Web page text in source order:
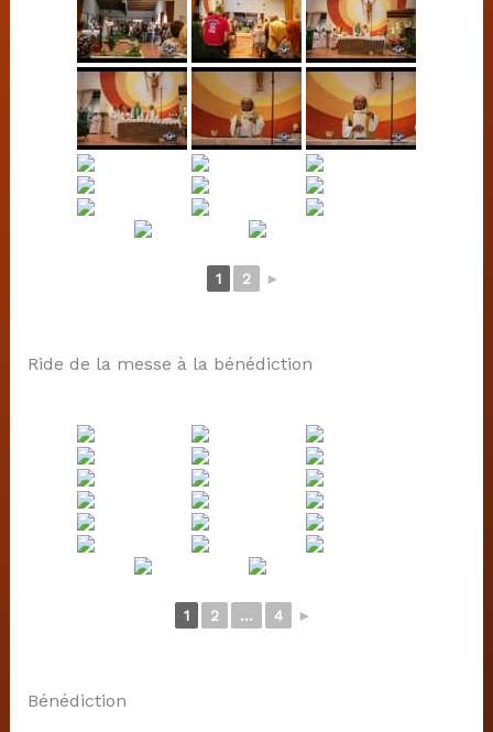
1 2 ►
Ride de la messe à la bénédiction
1 2 ... 4 ►
Bénédiction